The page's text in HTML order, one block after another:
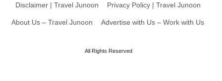
Disclaimer | Travel Junoon Privacy Policy | Travel Junoon
About Us – Travel Junoon Advertise with Us – Work with Us
All Rights Reserved